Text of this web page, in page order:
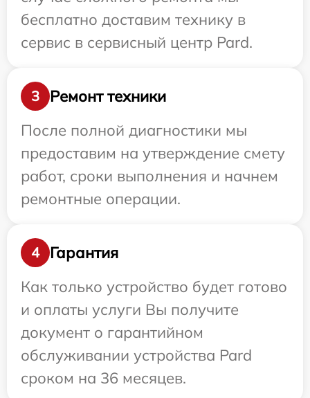
бесплатно доставим технику в
сервис в сервисный центр Pard.
3
Ремонт техники
После полной диагностики мы
предоставим на утверждение смету
работ, сроки выполнения и начнем
ремонтные операции.
4
Гарантия
Как только устройство будет готово
и оплаты услуги Вы получите
документ о гарантийном
обслуживании устройства Pard
сроком на 36 месяцев.